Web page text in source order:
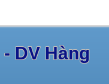
DV Hàng